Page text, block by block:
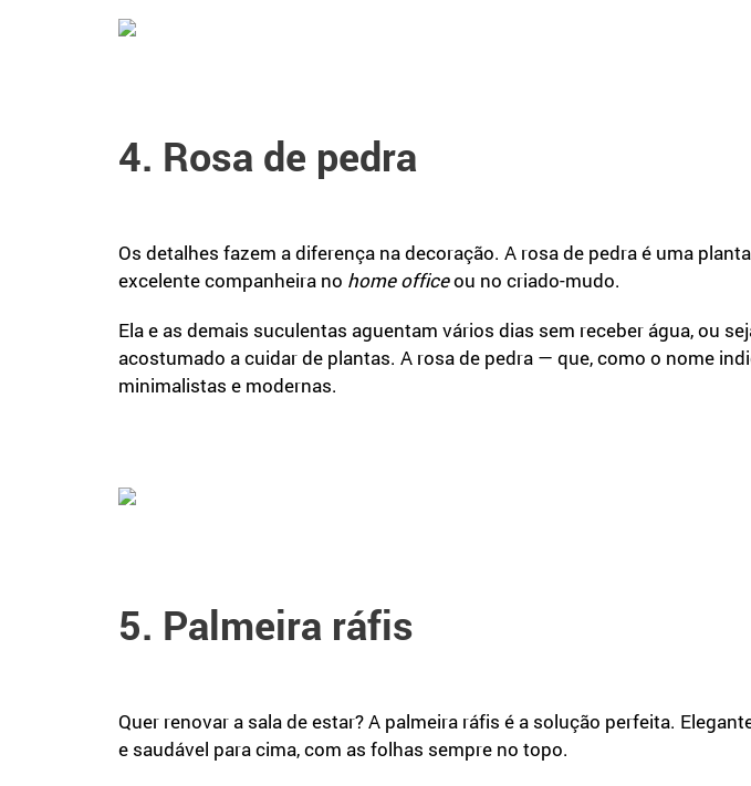
4. Rosa de pedra
Os detalhes fazem a diferença na decoração. A rosa de pedra é uma
excelente companheira no home officeou no criado-mudo.
Ela e as demais suculentas aguentam vários dias sem receber água, ou
acostumado a cuidar de plantas. A rosa de pedra — que, como o nome
minimalistas e modernas.
5. Palmeira ráfis
Quer renovar a sala de estar? A palmeira ráfis é a solução perfeita.
e saudável para cima, com as folhas sempre no topo.